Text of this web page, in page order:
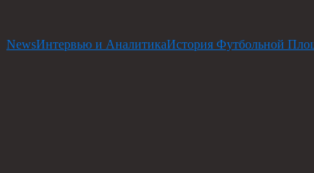
NewsИнтервью и АналитикаИстория Футбольной